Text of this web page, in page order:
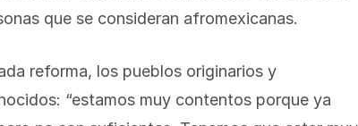
que se consideran afromexicanas.
reforma, los pueblos originarios y
“estamos muy contentos porque ya